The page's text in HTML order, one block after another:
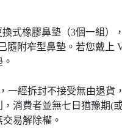
式橡膠鼻墊（3個一組）
隨附窄型鼻墊。若您戴上
一經拆封不接受無由退貨
消費者並無七日猶豫期(
易解除權。